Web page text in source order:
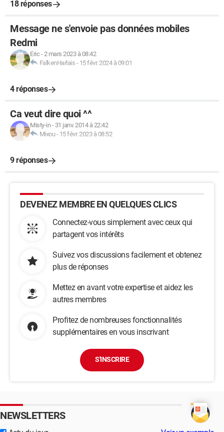
18 réponses
Message ne s'envoie pas données mobiles
Redmi
Eric -2 mars 2023 à 08:42
FalkenHarlais - 15 févr. 2024 à 09:01
4 réponses
Ca veut dire quoi ^^
Misty-in- 31 janv. 2014 à 22:42
Mixou- 15 févr. 2023 à 08:52
9 réponses
DEVENEZ MEMBRE EN QUELQUES CLICS
Connectez-vous simplement avec ceux qui
partagent vos intérêts
Suivez vos discussions facilement et obtenez
plus de réponses
Mettez en avant votre expertise et aidez les
autres membres
Profitez de nombreuses fonctionnalités
supplémentaires en vous inscrivant
S'INSCRIRE
NEWSLETTERS